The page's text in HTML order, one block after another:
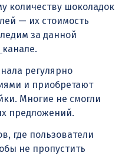
количеству шоколадок
— их стоимость
за данной
канале.
регулярно
и приобретают
Многие не смогли
предложений.
где пользователи
не пропустить